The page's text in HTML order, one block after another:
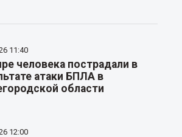
11:40
человека пострадали в
атаки БПЛА в
области
12:00